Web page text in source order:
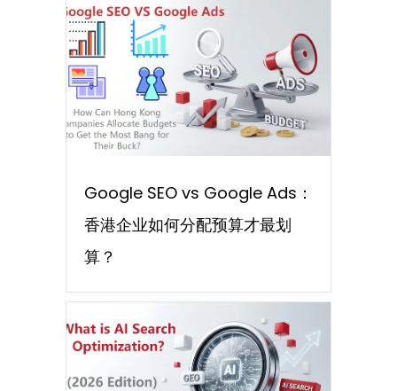
Google SEO vs Google Ads：
香港企业如何分配预算才最划
算？